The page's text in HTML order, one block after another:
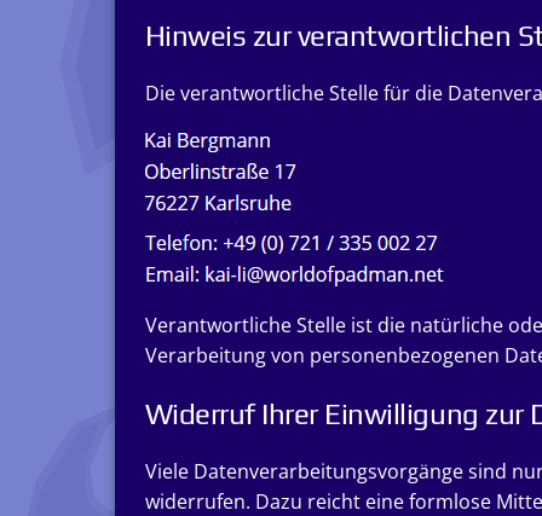
Hinweis zur verantwortlichen
Die verantwortliche Stelle für die
Verantwortliche Stelle ist die natürliche
Verarbeitung von personenbezogenen
Widerruf Ihrer Einwilligung zur
Viele Datenverarbeitungsvorgänge sind
widerrufen. Dazu reicht eine formlose